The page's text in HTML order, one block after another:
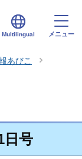
Multilingual メニュー
あびこ
号